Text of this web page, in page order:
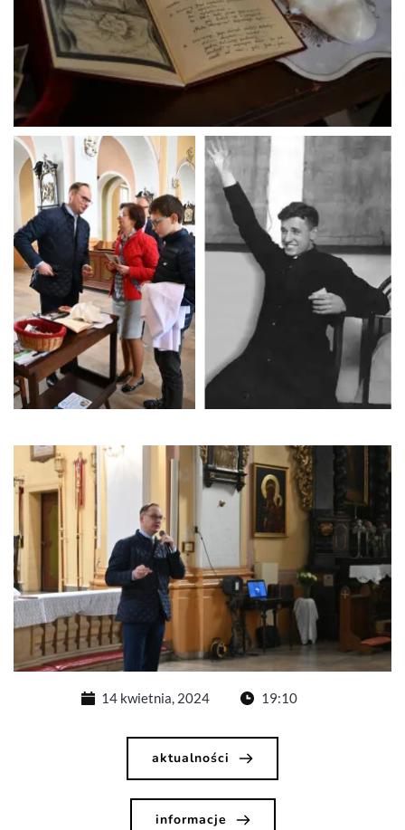
14 kwietnia, 2024 19:10
aktualności
informacje